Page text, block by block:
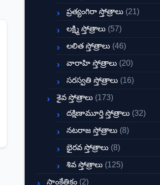
ప్రత్యంగిరా స్తోత్రాలు (21)
లక్ష్మి స్తోత్రాలు (57)
లలిత స్తోత్రాలు (46)
వారాహి స్తోత్రాలు (20)
సరస్వతి స్తోత్రాలు (16)
శైవ స్తోత్రాలు (173)
దక్షిణామూర్తి స్తోత్రాలు (32)
నటరాజ స్తోత్రాలు (8)
భైరవ స్తోత్రాలు (8)
శివ స్తోత్రాలు (125)
సాంకేతికం (2)